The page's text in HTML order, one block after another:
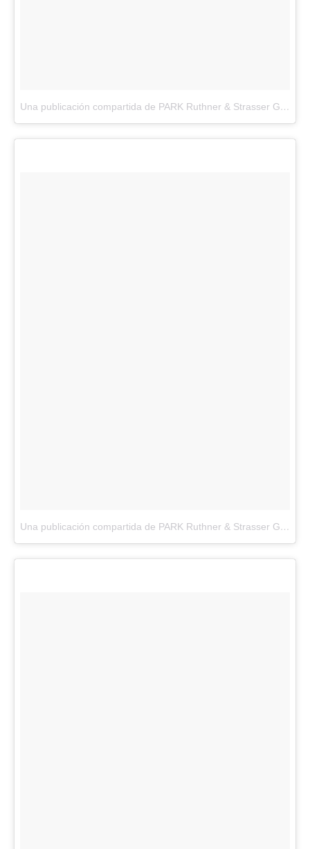
Una publicación compartida de PARK Ruthner & Strasser GmbH (@park_wien)
Una publicación compartida de PARK Ruthner & Strasser GmbH (@park_wien)